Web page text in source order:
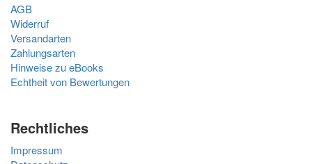
AGB
Widerruf
Versandarten
Zahlungsarten
Hinweise zu eBooks
Echtheit von Bewertungen
Rechtliches
Impressum